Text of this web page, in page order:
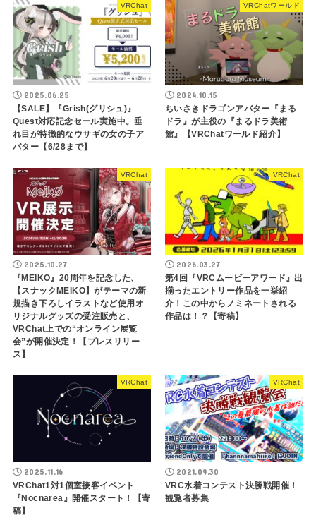
VRChat
2025.06.25
【SALE】『Grish(グリシュ)』
Quest対応記念セール実施中。垂
れ目が特徴的なウサギの女の子ア
バター【6/28まで】
VRChatワールド
2024.10.15
ちいさきドラゴンアバター『まる
ドラ』が主役の『まるドラ美術
館』【VRChatワールド紹介】
VRChat
2025.10.27
『MEIKO』20周年を記念した、
【スナックMEIKO】がテーマの新
規描き下ろしイラストなど使用オ
リジナルグッズの受注販売と、
VRChat上での“オンライン展覧
会”が開催決定！【プレスリリー
ス】
VRChat
2026.03.27
第4回『VRCムービーアワード』出
揃ったエントリー作品を一挙紹
介！この中からノミネートされる
作品は！？【寄稿】
VRChat
2025.11.16
VRChat1対1個室接客イベント
『Nocnarea』開催スタート！【寄
稿】
VRChat
2021.09.30
VRC水着コンテスト決勝戦開催！
観覧者募集